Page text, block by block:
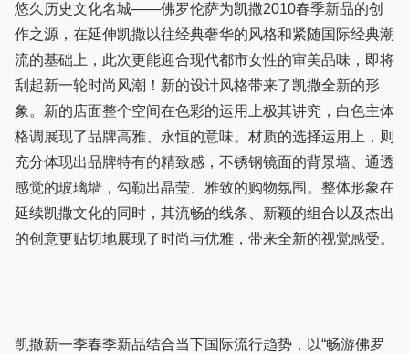
悠久历史文化名城——佛罗伦萨为凯撒2010春季新品的创
作之源，在延伸凯撒以往经典奢华的风格和紧随国际经典潮
流的基础上，此次更能迎合现代都市女性的审美品味，即将
刮起新一轮时尚风潮！新的设计风格带来了凯撒全新的形
象。新的店面整个空间在色彩的运用上极其讲究，白色主体
格调展现了品牌高雅、永恒的意味。材质的选择运用上，则
充分体现出品牌特有的精致感，不锈钢镜面的背景墙、通透
感觉的玻璃墙，勾勒出晶莹、雅致的购物氛围。整体形象在
延续凯撒文化的同时，其流畅的线条、新颖的组合以及杰出
的创意更贴切地展现了时尚与优雅，带来全新的视觉感受。
凯撒新一季春季新品结合当下国际流行趋势，以“畅游佛罗